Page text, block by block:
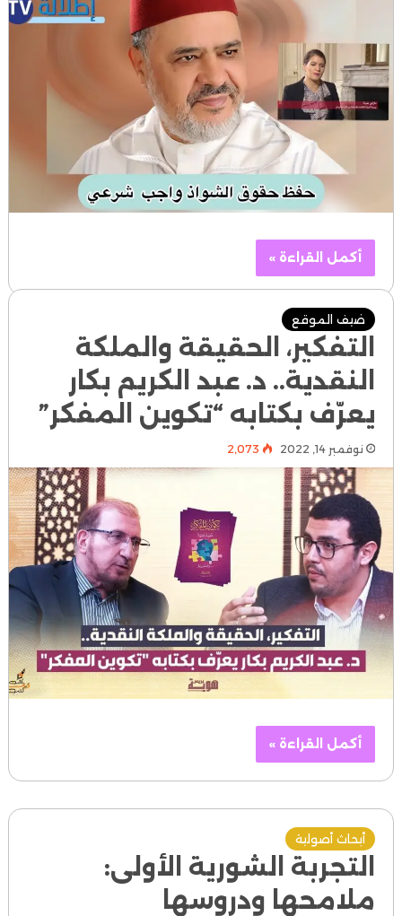
أكمل القراءة »
ضيف الموقع
التفكير، الحقيقة والملكة
النقدية.. د. عبد الكريم بكار
يعرّف بكتابه “تكوين المفكر”
نوفمبر 14, 2022 2٬073
أكمل القراءة »
أبحاث أصولية
التجربة الشورية الأولى:
ملامحها ودروسها